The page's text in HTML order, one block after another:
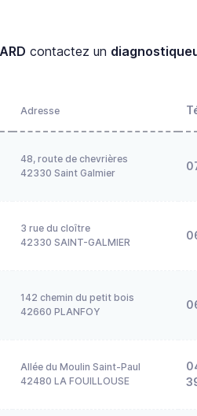
contactez un
Adresse
48, route de chevrières
42330 Saint Galmier
3 rue du cloître
42330 SAINT-GALMIER
142 chemin du petit bois
42660 PLANFOY
Allée du Moulin Saint-Paul
42480 LA FOUILLOUSE